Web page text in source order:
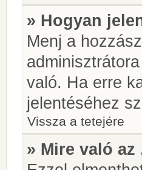
» Hogyan
Menj a
való. Ha erre
jelentéséhez
Vissza a tetejére
» Mire való